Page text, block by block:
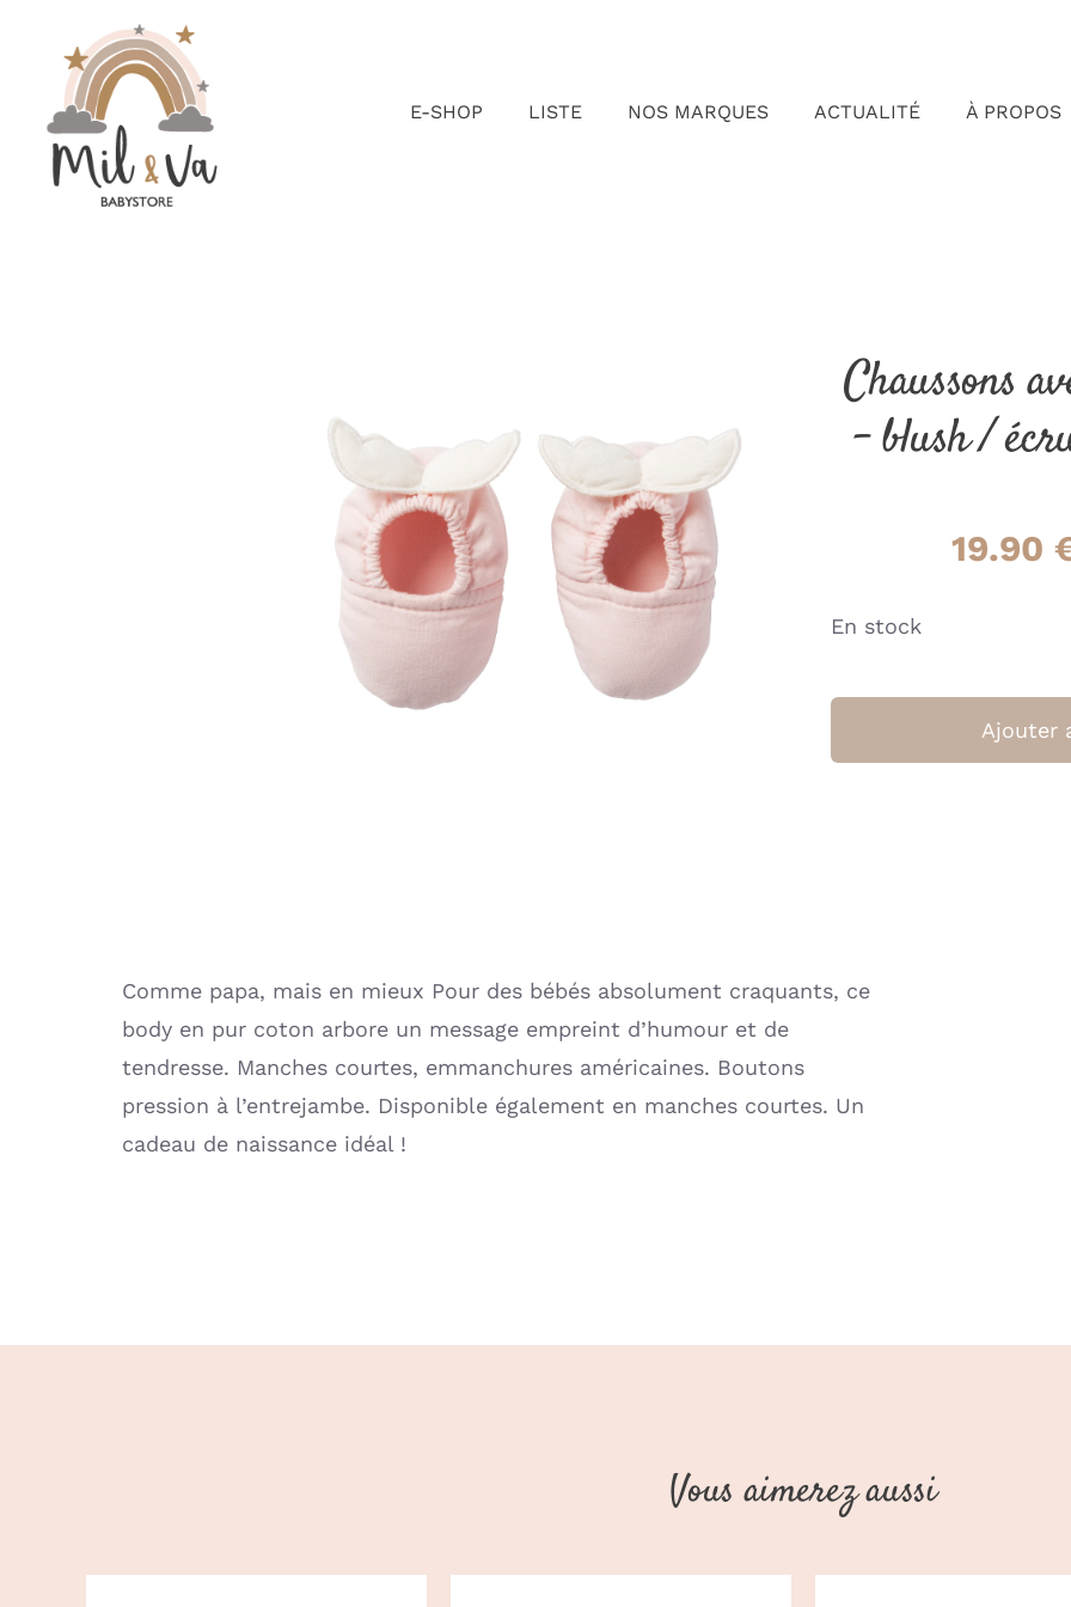
contenu
E-SHOP LISTE NOS MARQUES ACTUALITÉ À PROPOS
Chaussons
– blush /
19.90
En stock
Ajouter
Comme papa, mais en mieux Pour des bébés absolument craquants, ce
body en pur coton arbore un message empreint d’humour et de
tendresse. Manches courtes, emmanchures américaines. Boutons
pression à l’entrejambe. Disponible également en manches courtes. Un
cadeau de naissance idéal !
Vous aimerez aussi